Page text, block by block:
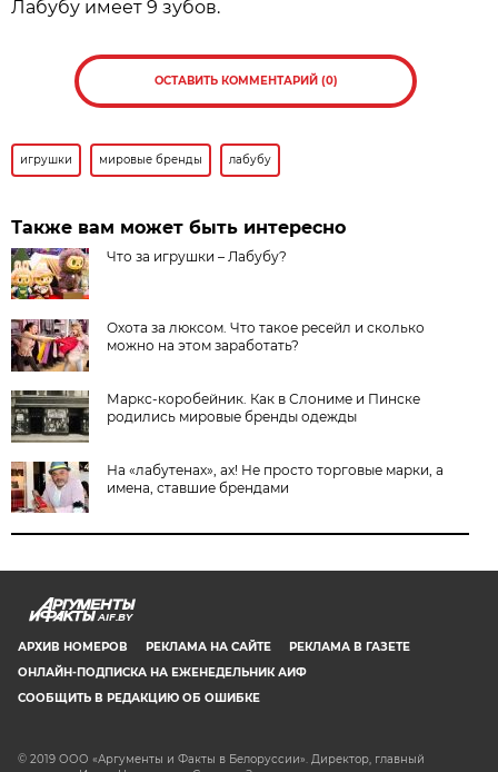
Лабубу имеет 9 зубов.
ОСТАВИТЬ КОММЕНТАРИЙ (0)
игрушки мировые бренды лабубу
Также вам может быть интересно
Что за игрушки – Лабубу?
Охота за люксом. Что такое ресейл и сколько
можно на этом заработать?
Маркс-коробейник. Как в Слониме и Пинске
родились мировые бренды одежды
На «лабутенах», ах! Не просто торговые марки, а
имена, ставшие брендами
AIF.BY
АРХИВ НОМЕРОВ РЕКЛАМА НА САЙТЕ
РЕКЛАМА В ГАЗЕТЕ
ОНЛАЙН-ПОДПИСКА НА ЕЖЕНЕДЕЛЬНИК АИФ
СООБЩИТЬ В РЕДАКЦИЮ ОБ ОШИБКЕ
© 2019 ООО «Аргументы и Факты в Белоруссии». Директор, главный